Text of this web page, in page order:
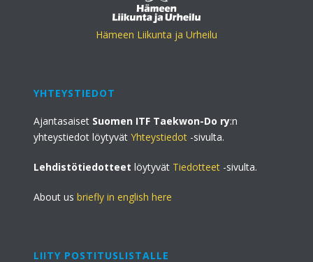
Hämeen Liikunta ja Urheilu
YHTEYSTIEDOT
Ajantasaiset Suomen ITF Taekwon-Do ry:n
yhteystiedot löytyvätYhteystiedot -sivulta.
Lehdistötiedotteet löytyvät Tiedotteet -sivulta.
About usbriefly in english here
LIITY POSTITUSLISTALLE